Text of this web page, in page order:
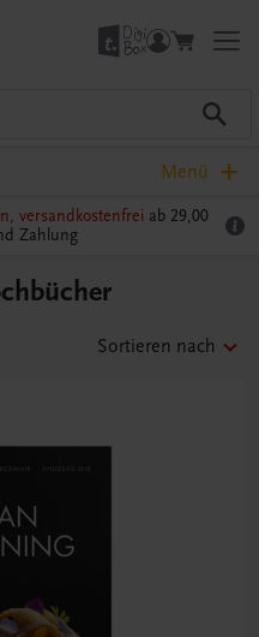
Menü
versandkostenfrei ab 29,00
Zahlung
Sortieren nach